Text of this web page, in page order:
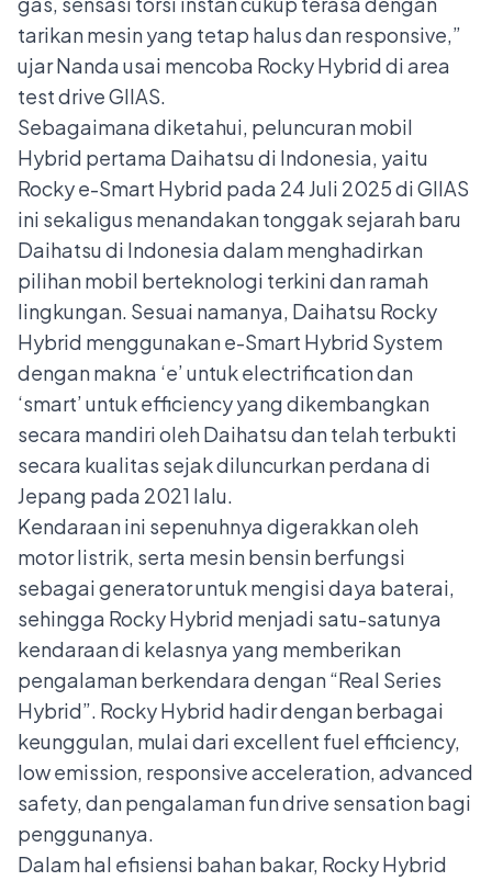
tarikan mesin yang tetap halus dan responsive,”
ujar Nanda usai mencoba Rocky Hybrid di area
test drive GIIAS.
Sebagaimana diketahui, peluncuran mobil
Hybrid pertama Daihatsu di Indonesia, yaitu
Rocky e-Smart Hybrid pada 24 Juli 2025 di GIIAS
ini sekaligus menandakan tonggak sejarah baru
Daihatsu di Indonesia dalam menghadirkan
pilihan mobil berteknologi terkini dan ramah
lingkungan. Sesuai namanya, Daihatsu Rocky
Hybrid menggunakan e-Smart Hybrid System
dengan makna ‘e’ untuk electrification dan
‘smart’ untuk efficiency yang dikembangkan
secara mandiri oleh Daihatsu dan telah terbukti
secara kualitas sejak diluncurkan perdana di
Jepang pada 2021 lalu.
Kendaraan ini sepenuhnya digerakkan oleh
motor listrik, serta mesin bensin berfungsi
sebagai generator untuk mengisi daya baterai,
sehingga Rocky Hybrid menjadi satu-satunya
kendaraan di kelasnya yang memberikan
pengalaman berkendara dengan “Real Series
Hybrid”. Rocky Hybrid hadir dengan berbagai
keunggulan, mulai dari excellent fuel efficiency,
low emission, responsive acceleration, advanced
safety, dan pengalaman fun drive sensation bagi
penggunanya.
Dalam hal efisiensi bahan bakar, Rocky Hybrid